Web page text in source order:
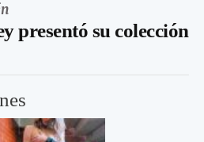
presentó su colección